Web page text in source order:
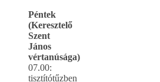
Péntek
(Keresztelő
Szent
János
vértanúsága)
07.00:
tisztítótűzben